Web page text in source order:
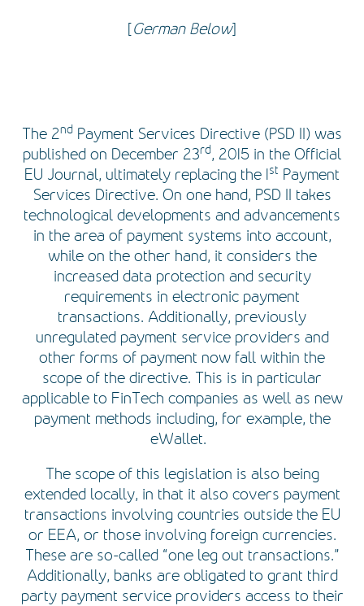
[German Below]
The 2nd Payment Services Directive (PSD II) was
published on December 23rd, 2015 in the Official
EU Journal, ultimately replacing the 1st Payment
Services Directive. On one hand, PSD II takes
technological developments and advancements
in the area of payment systems into account,
while on the other hand, it considers the
increased data protection and security
requirements in electronic payment
transactions. Additionally, previously
unregulated payment service providers and
other forms of payment now fall within the
scope of the directive. This is in particular
applicable to FinTech companies as well as new
payment methods including, for example, the
eWallet.
The scope of this legislation is also being
extended locally, in that it also covers payment
transactions involving countries outside the EU
or EEA, or those involving foreign currencies.
These are so-called “one leg out transactions.”
Additionally, banks are obligated to grant third
party payment service providers access to their